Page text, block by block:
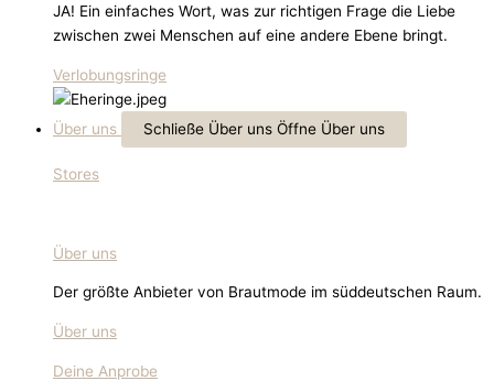
JA! Ein einfaches Wort, was zur richtigen Frage die Liebe
zwischen zwei Menschen auf eine andere Ebene bringt.
Verlobungsringe
Über uns Schließe Über uns Öffne Über uns
Stores
Über uns
Der größte Anbieter von Brautmode im süddeutschen Raum.
Über uns
Deine Anprobe